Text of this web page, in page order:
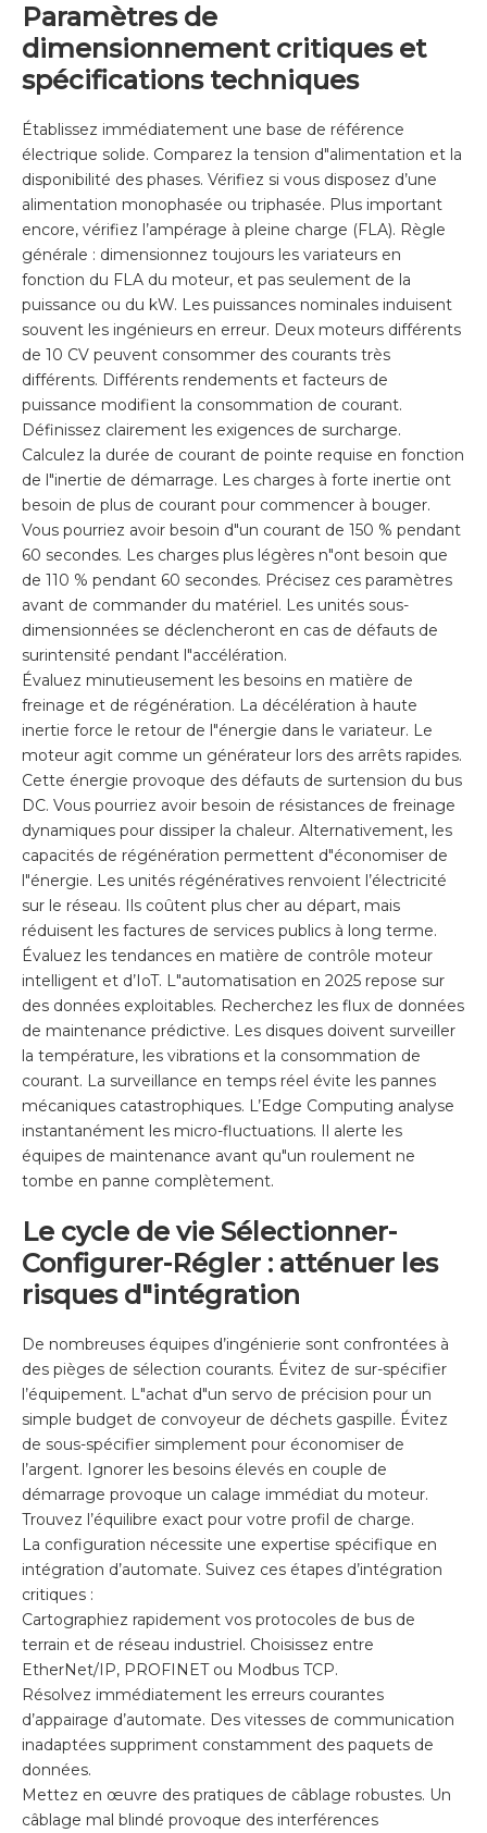
Paramètres de
dimensionnement critiques et
spécifications techniques
Établissez immédiatement une base de référence
électrique solide. Comparez la tension d"alimentation et la
disponibilité des phases. Vérifiez si vous disposez d’une
alimentation monophasée ou triphasée. Plus important
encore, vérifiez l’ampérage à pleine charge (FLA). Règle
générale : dimensionnez toujours les variateurs en
fonction du FLA du moteur, et pas seulement de la
puissance ou du kW. Les puissances nominales induisent
souvent les ingénieurs en erreur. Deux moteurs différents
de 10 CV peuvent consommer des courants très
différents. Différents rendements et facteurs de
puissance modifient la consommation de courant.
Définissez clairement les exigences de surcharge.
Calculez la durée de courant de pointe requise en fonction
de l"inertie de démarrage. Les charges à forte inertie ont
besoin de plus de courant pour commencer à bouger.
Vous pourriez avoir besoin d"un courant de 150 % pendant
60 secondes. Les charges plus légères n"ont besoin que
de 110 % pendant 60 secondes. Précisez ces paramètres
avant de commander du matériel. Les unités sous-
dimensionnées se déclencheront en cas de défauts de
surintensité pendant l"accélération.
Évaluez minutieusement les besoins en matière de
freinage et de régénération. La décélération à haute
inertie force le retour de l"énergie dans le variateur. Le
moteur agit comme un générateur lors des arrêts rapides.
Cette énergie provoque des défauts de surtension du bus
DC. Vous pourriez avoir besoin de résistances de freinage
dynamiques pour dissiper la chaleur. Alternativement, les
capacités de régénération permettent d"économiser de
l"énergie. Les unités régénératives renvoient l’électricité
sur le réseau. Ils coûtent plus cher au départ, mais
réduisent les factures de services publics à long terme.
Évaluez les tendances en matière de contrôle moteur
intelligent et d’IoT. L"automatisation en 2025 repose sur
des données exploitables. Recherchez les flux de données
de maintenance prédictive. Les disques doivent surveiller
la température, les vibrations et la consommation de
courant. La surveillance en temps réel évite les pannes
mécaniques catastrophiques. L’Edge Computing analyse
instantanément les micro-fluctuations. Il alerte les
équipes de maintenance avant qu"un roulement ne
tombe en panne complètement.
Le cycle de vie Sélectionner-
Configurer-Régler : atténuer les
risques d"intégration
De nombreuses équipes d’ingénierie sont confrontées à
des pièges de sélection courants. Évitez de sur-spécifier
l’équipement. L"achat d"un servo de précision pour un
simple budget de convoyeur de déchets gaspille. Évitez
de sous-spécifier simplement pour économiser de
l’argent. Ignorer les besoins élevés en couple de
démarrage provoque un calage immédiat du moteur.
Trouvez l’équilibre exact pour votre profil de charge.
La configuration nécessite une expertise spécifique en
intégration d’automate. Suivez ces étapes d’intégration
critiques :
Cartographiez rapidement vos protocoles de bus de
terrain et de réseau industriel. Choisissez entre
EtherNet/IP, PROFINET ou Modbus TCP.
Résolvez immédiatement les erreurs courantes
d’appairage d’automate. Des vitesses de communication
inadaptées suppriment constamment des paquets de
données.
Mettez en œuvre des pratiques de câblage robustes. Un
câblage mal blindé provoque des interférences